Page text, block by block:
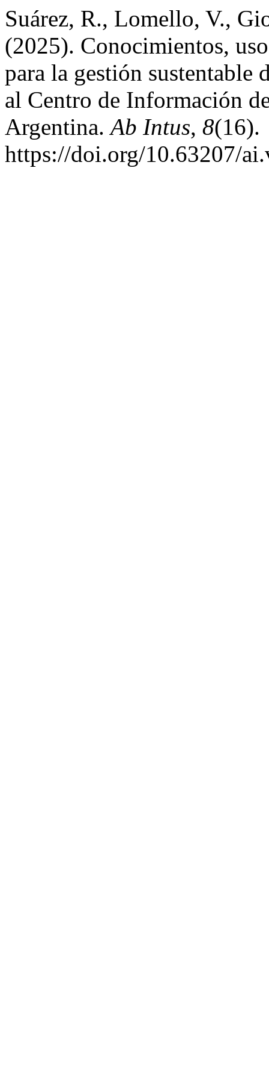
Suárez, R., Lomello, V.,
(2025). Conocimientos,
para la gestión sustentable
al Centro de Información
Argentina.Ab Intus, 8(16).
https://doi.org/10.63207/